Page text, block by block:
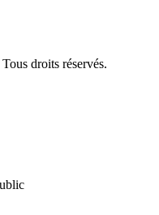
droits réservés.